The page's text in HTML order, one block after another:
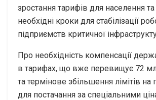
зростання тарифів для населення
необхідні кроки для стабілізації
підприємств критичної
Про необхідність компенсації
в тарифах, що вже перевищує 72
та термінове збільшення лімітів на
для постачання за спеціальними